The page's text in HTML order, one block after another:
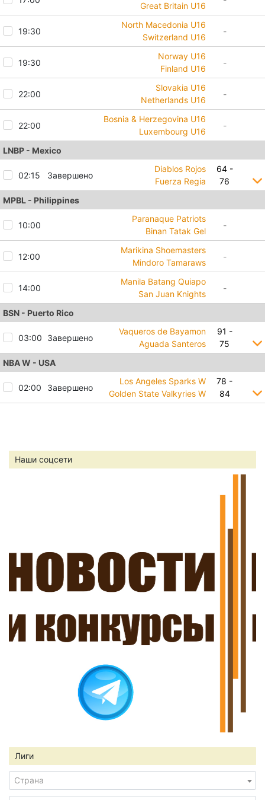
Great Britain U16
19:30
North Macedonia U16
Switzerland U16
-
19:30
Norway U16
Finland U16
-
22:00
Slovakia U16
Netherlands U16
-
22:00
Bosnia & Herzegovina U16
Luxembourg U16
-
LNBP - Mexico
02:15 Завершено
Diablos Rojos
Fuerza Regia
64 -
76
MPBL - Philippines
10:00
Paranaque Patriots
Binan Tatak Gel
-
12:00
Marikina Shoemasters
Mindoro Tamaraws
-
14:00
Manila Batang Quiapo
San Juan Knights
-
BSN - Puerto Rico
03:00 Завершено
Vaqueros de Bayamon
Aguada Santeros
91 -
75
NBA W - USA
02:00 Завершено
Los Angeles Sparks W
Golden State Valkyries W
78 -
84
Наши соцсети
Лиги
Страна